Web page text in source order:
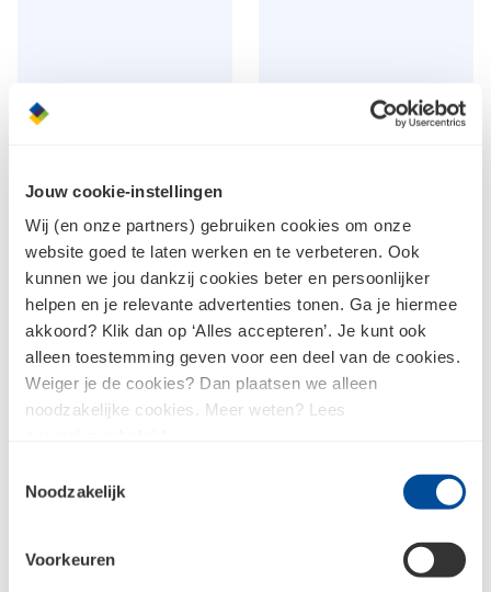
Jouw cookie-instellingen
Wij (en onze partners) gebruiken cookies om onze
website goed te laten werken en te verbeteren. Ook
kunnen we jou dankzij cookies beter en persoonlijker
helpen en je relevante advertenties tonen. Ga je hiermee
akkoord? Klik dan op ‘Alles accepteren’. Je kunt ook
alleen toestemming geven voor een deel van de cookies.
Weiger je de cookies? Dan plaatsen we alleen
noodzakelijke cookies. Meer weten? Lees
Noodzakelijk
Voorkeuren
Tegels Tegelverwerking
Tegelprofielen Tegelonderhoud